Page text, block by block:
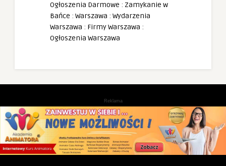
Ogłoszenia Darmowe : Zamykanie w
Bańce : Warszawa : Wydarzenia
Warszawa : Firmy Warszawa :
Ogłoszenia Warszawa
Reklama